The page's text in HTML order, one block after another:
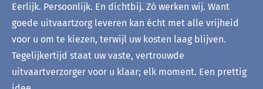
Eerlijk. Persoonlijk. En dichtbij. Zó werken wij. Want
goede uitvaartzorg leveren kan écht met alle vrijheid
voor u om te kiezen, terwijl uw kosten laag blijven.
Tegelijkertijd staat uw vaste, vertrouwde
uitvaartverzorger voor u klaar; elk moment. Een prettig